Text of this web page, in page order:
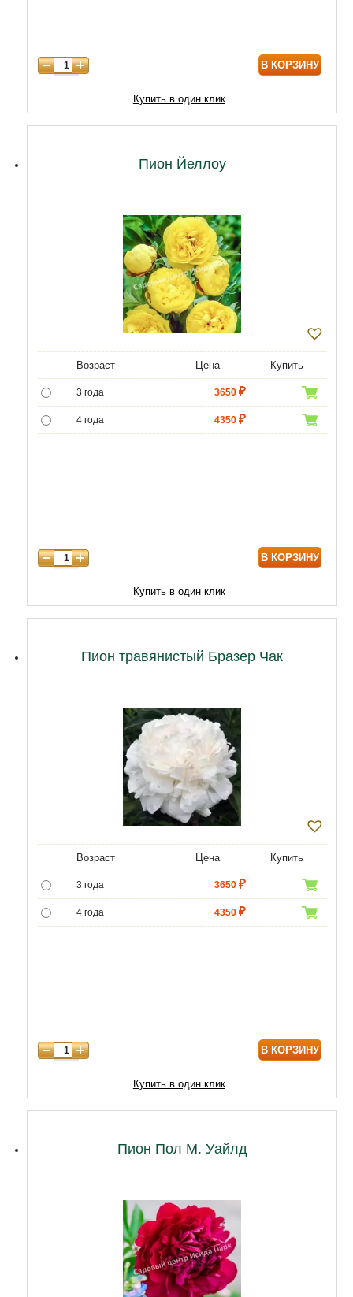
В КОРЗИНУ
Купить в один клик
Пион Йеллоу
Возраст Цена Купить
3 года 3650
4 года 4350
В КОРЗИНУ
Купить в один клик
Пион травянистый Бразер Чак
Возраст Цена Купить
3 года 3650
4 года 4350
В КОРЗИНУ
Купить в один клик
Пион Пол М. Уайлд